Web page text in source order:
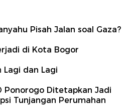
Pisah Jalan soal Gaza?
di Kota Bogor
Lagi dan Lagi
Ponorogo Ditetapkan Jadi
Tunjangan Perumahan